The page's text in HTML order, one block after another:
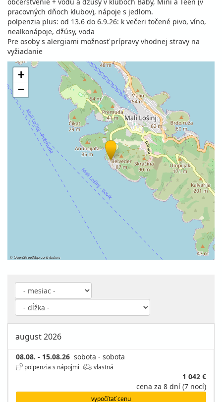
pracovných dňoch klubov), nápoje s jedlom.
polpenzia plus: od 13.6 do 6.9.26: k večeri točené pivo, víno,
nealkonápoje, džúsy, voda
Pre osoby s alergiami možnosť prípravy vhodnej stravy na
vyžiadanie
+
−
©OpenStreetMapcontributors
august 2026
08.08. - 15.08.26 sobota - sobota
polpenzia s nápojmi vlastná
1 042 €
cena za 8 dní (7 nocí)
vypočítať cenu